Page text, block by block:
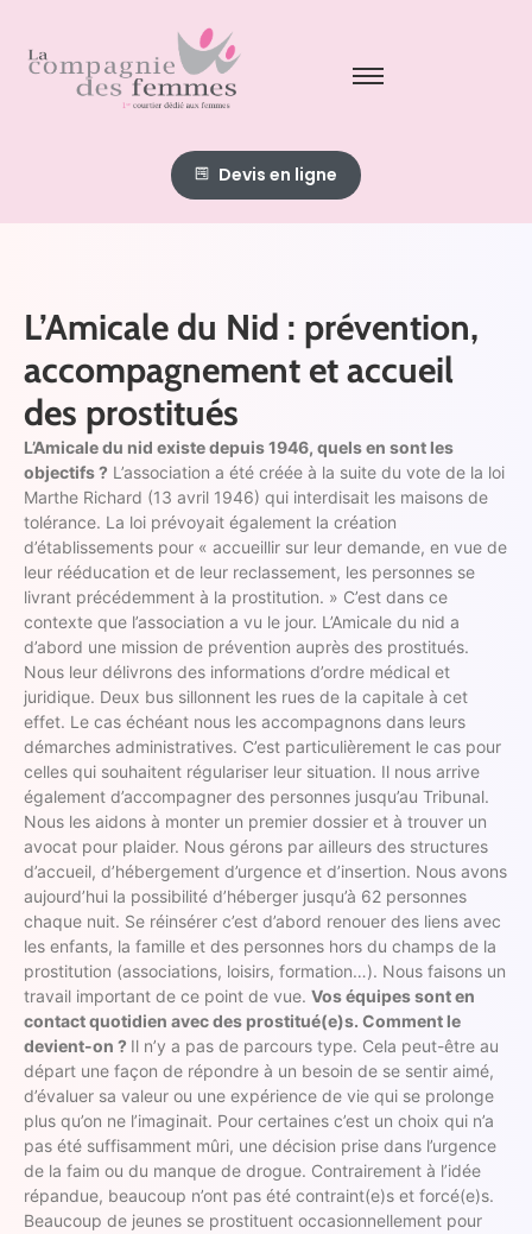
Devis en ligne
L’Amicale du Nid : prévention,
accompagnement et accueil
des prostitués
L’Amicale du nid existe depuis 1946, quels en sont les
objectifs ? L’association a été créée à la suite du vote de la loi
Marthe Richard (13 avril 1946) qui interdisait les maisons de
tolérance. La loi prévoyait également la création
d’établissements pour « accueillir sur leur demande, en vue de
leur rééducation et de leur reclassement, les personnes se
livrant précédemment à la prostitution. » C’est dans ce
contexte que l’association a vu le jour. L’Amicale du nid a
d’abord une mission de prévention auprès des prostitués.
Nous leur délivrons des informations d’ordre médical et
juridique. Deux bus sillonnent les rues de la capitale à cet
effet. Le cas échéant nous les accompagnons dans leurs
démarches administratives. C’est particulièrement le cas pour
celles qui souhaitent régulariser leur situation. Il nous arrive
également d’accompagner des personnes jusqu’au Tribunal.
Nous les aidons à monter un premier dossier et à trouver un
avocat pour plaider. Nous gérons par ailleurs des structures
d’accueil, d’hébergement d’urgence et d’insertion. Nous avons
aujourd’hui la possibilité d’héberger jusqu’à 62 personnes
chaque nuit. Se réinsérer c’est d’abord renouer des liens avec
les enfants, la famille et des personnes hors du champs de la
prostitution (associations, loisirs, formation…). Nous faisons un
travail important de ce point de vue. Vos équipes sont en
contact quotidien avec des prostitué(e)s. Comment le
devient-on ? Il n’y a pas de parcours type. Cela peut-être au
départ une façon de répondre à un besoin de se sentir aimé,
d’évaluer sa valeur ou une expérience de vie qui se prolonge
plus qu’on ne l’imaginait. Pour certaines c’est un choix qui n’a
pas été suffisamment mûri, une décision prise dans l’urgence
de la faim ou du manque de drogue. Contrairement à l’idée
répandue, beaucoup n’ont pas été contraint(e)s et forcé(e)s.
Beaucoup de jeunes se prostituent occasionnellement pour